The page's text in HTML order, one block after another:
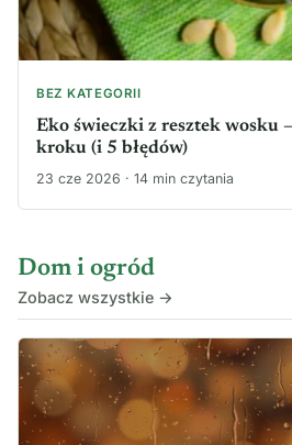
BEZ KATEGORII
Eko świeczki z resztek wosku
kroku (i 5 błędów)
23 cze 2026 · 14 min czytania
Dom i ogród
Zobacz wszystkie →